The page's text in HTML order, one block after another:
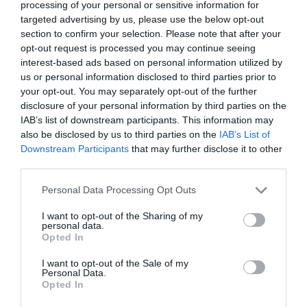
processing of your personal or sensitive information for
targeted advertising by us, please use the below opt-out
section to confirm your selection. Please note that after your
opt-out request is processed you may continue seeing
interest-based ads based on personal information utilized by
us or personal information disclosed to third parties prior to
your opt-out. You may separately opt-out of the further
disclosure of your personal information by third parties on the
IAB’s list of downstream participants. This information may
also be disclosed by us to third parties on the IAB’s List of
Downstream Participants that may further disclose it to other
Please note that this website/app uses one or more Google
not limited to your visit or usage behaviour. You may click to
grant or deny consent to Google and its third-party tags to
use your data for below specified purposes in below Google
consent section.
Personal Data Processing Opt Outs
I want to opt-out of the Sharing of my
personal data.
Opted In
I want to opt-out of the Sale of my
Personal Data.
Opted In
demokratikus megújulást, addig az ellenzők
úgy vélik, a vezetők eltávolítása
veszélyeztetheti a jogállami intézmények
függetlenségét.
A vita várhatóan a következő hetekben és
hónapokban is meghatározó témája marad a
magyar közéletnek.
résztvevők számán. A demonstráció valójában
arról a politikai és alkotmányjogi vitáról szólt,
hogy meddig terjed egy kétharmados
parlamenti többség felhatalmazása, és milyen
módon változtatható meg a korábbi kormányok